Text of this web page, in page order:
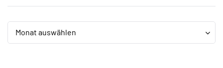
Archiv
Monat auswählen
Archiv